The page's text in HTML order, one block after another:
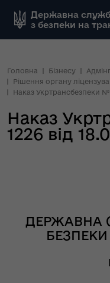
Державна
з безпеки на
Головна Бізнесу
Рішення органу
Наказ Укртрансбезпеки №
Наказ
1226 від
ДЕРЖАВНА